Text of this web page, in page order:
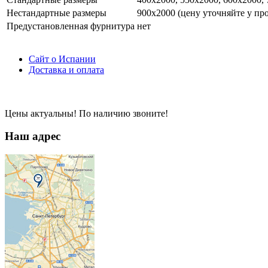
Нестандартные размеры
900х2000 (цену уточняйте у
Предустановленная фурнитура нет
Сайт о Испании
Доставка и оплата
Цены актуальны! По наличию звоните!
Наш адрес